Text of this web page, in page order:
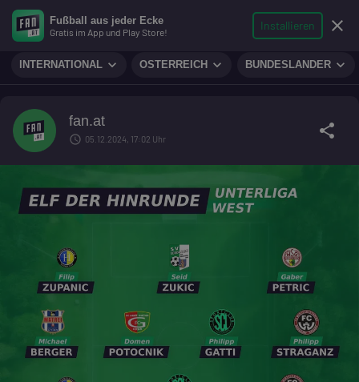
sports_soccer FUSSBALLexpand_more search
Suche
micro
Reporter
person
Login
INTERNATIONAL expand_more ÖSTERREICH expand_more BUNDESLÄNDER expand_more
Fußball aus jeder Ecke
Gratis im App und Play Store! Installieren close
fan.at
schedule 05.12.2024, 17:02 Uhr share